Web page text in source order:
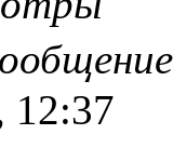
12:37